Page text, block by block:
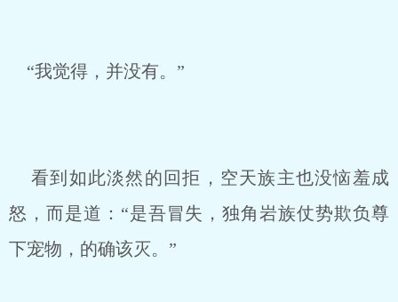
“我觉得，并没有。”
看到如此淡然的回拒，空天族主也没恼羞成
怒，而是道：“是吾冒失，独角岩族仗势欺负尊
下宠物，的确该灭。”